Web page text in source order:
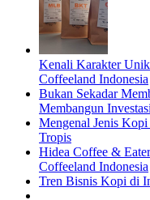
Kenali Karakter
Coffeeland Indonesia
Bukan Sekadar
Membangun
Mengenal Jenis Kopi
Tropis
Hidea Coffee &
Coffeeland Indonesia
Tren Bisnis Kopi di